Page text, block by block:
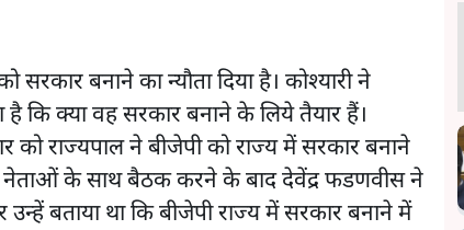
सरकार बनाने का न्यौता दिया है। कोश्यारी ने
कि क्या वह सरकार बनाने के लिये तैयार हैं।
को राज्यपाल ने बीजेपी को राज्य में सरकार बनाने
नेताओं के साथ बैठक करने के बाद देवेंद्र फडणवीस ने
बताया था कि बीजेपी राज्य में सरकार बनाने में